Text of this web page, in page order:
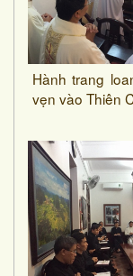
Hành trang
vẹn vào Thiên